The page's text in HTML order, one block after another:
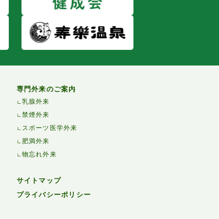
専門外来のご案内
乳腺外来
禁煙外来
スポーツ医学外来
肥満外来
物忘れ外来
サイトマップ
プライバシーポリシー